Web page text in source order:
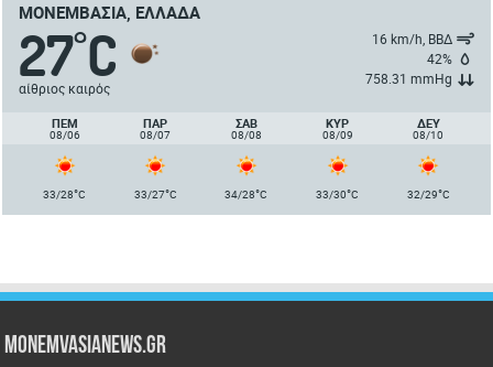
ΜΟΝΕΜΒΑΣΙΆ, ΕΛΛΆΔΑ
27°C
αίθριος καιρός
16 km/h, ΒΒΔ
42%
758.31 mmHg
ΠΈΜ
08/06
ΠΑΡ
08/07
ΣΑΒ
08/08
ΚΥΡ
08/09
ΔΕΥ
08/10
33/28°C 33/27°C 34/28°C 33/30°C 32/29°C
Monemvasianews.gr